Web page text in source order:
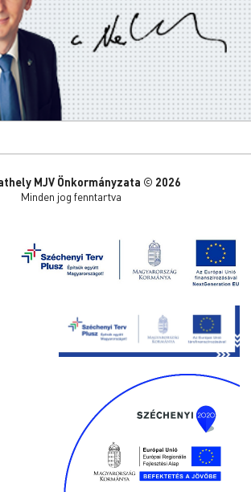
MJV Önkormányzata © 2026
Minden jog fenntartva